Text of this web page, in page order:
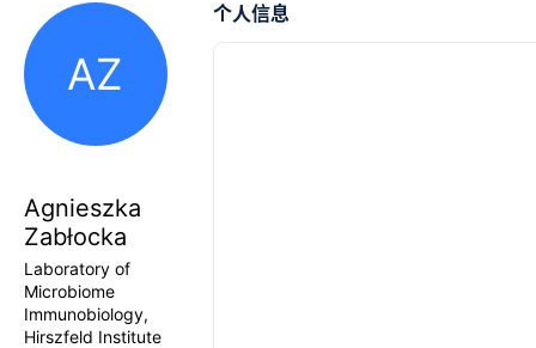
AZ
Agnieszka
Zabłocka
Laboratory of
Microbiome
Immunobiology,
Hirszfeld Institute
个人信息